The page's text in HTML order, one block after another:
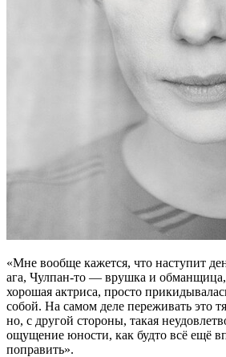
«Мне вообще кажется, что наступит
ага, Чулпан-то — врушка и обманщица,
хорошая актриса, просто
собой. На самом деле переживать это
но, с другой стороны, такая
ощущение юности, как будто всё ещё
поправить».